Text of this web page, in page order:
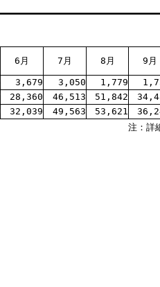
6月 7月 8月 9月
3,679 3,050 1,779
28,360 46,513 51,842
32,039 49,563 53,621
注：詳